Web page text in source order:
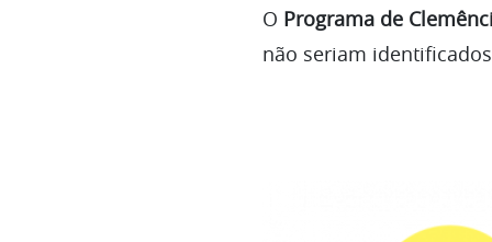
O Programa de
não seriam